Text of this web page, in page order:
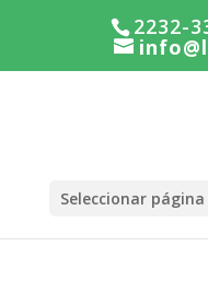
2232-
Seleccionar página